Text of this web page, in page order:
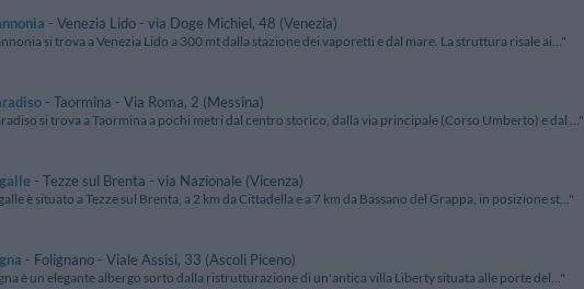
- Venezia Lido - via Doge Michiel, 48 (Venezia)
si trova a Venezia Lido a 300 mt dalla stazione dei vaporetti e dal mare. La struttura risale ai..."
- Taormina - Via Roma, 2 (Messina)
si trova a Taormina a pochi metri dal centro storico, dalla via principale (Corso Umberto) e dal ..."
- Tezze sul Brenta - via Nazionale (Vicenza)
è situato a Tezze sul Brenta, a 2 km da Cittadella e a 7 km da Bassano del Grappa, in posizione st..."
- Folignano - Viale Assisi, 33 (Ascoli Piceno)
è un elegante albergo sorto dalla ristrutturazione di un'antica villa Liberty situata alle porte del..."